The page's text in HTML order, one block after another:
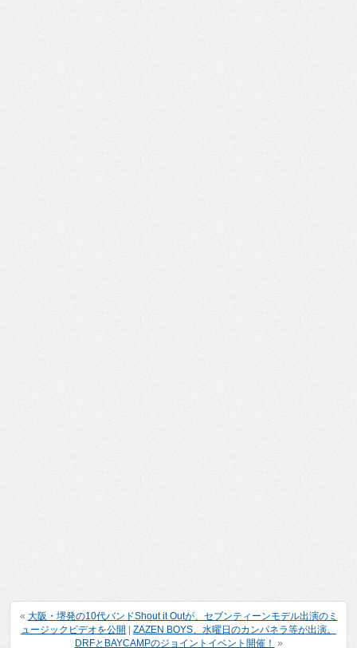
« 大阪・堺発の10代バンドShout it Outが、セブンティーンモデル出演のミ
ュージックビデオを公開 | ZAZEN BOYS、水曜日のカンパネラ等が出演。
DRFとBAYCAMPのジョイントイベント開催！ »